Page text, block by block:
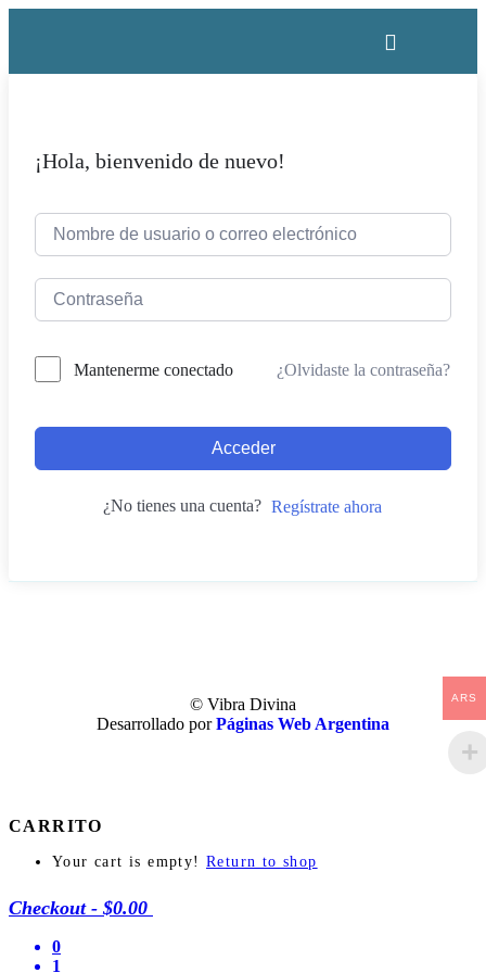
¡Hola, bienvenido de nuevo!
Mantenerme conectado ¿Olvidaste la contraseña?
Acceder
¿No tienes una cuenta? Regístrate ahora
© Vibra Divina
Desarrollado porPáginas Web Argentina
ARS
CARRITO
Your cart is empty! Return to shop
Checkout - $0.00
0
1